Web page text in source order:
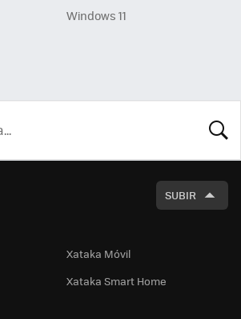
Windows 11
SUBIR
Xataka Móvil
Xataka Smart Home